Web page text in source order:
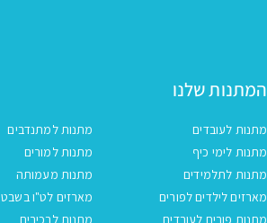
המתנות שלנו
מתנות לעובדים
מתנות למתנדבים
מתנות לימי כיף
מתנות למורים
מתנות לתלמידים
מתנות מעמותה
מארזים לילדים לפורים
מארזים לט"ו בשבט
מתנות פורים לעובדים
מתנות לבכירים